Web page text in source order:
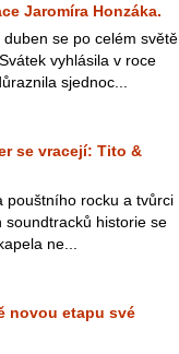
Jaromíra Honzáka.
se po celém světě
vyhlásila v roce
sjednoc...
se vracejí: Tito &
pouštního rocku a tvůrci
soundtracků historie se
ne...
novou etapu své